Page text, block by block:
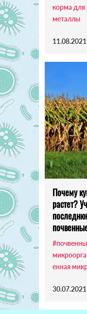
корма
металлы
11.08.2021
Почему
растет?
енная
30.07.2021